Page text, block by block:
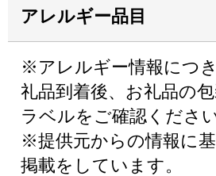
アレルギー品目
※アレルギー情報につ
礼品到着後、お礼品の
ラベルをご確認ください
※提供元からの情報に基
掲載をしています。